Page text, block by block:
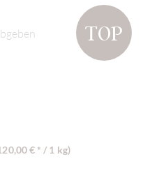
TOP
€ * / 1 kg)